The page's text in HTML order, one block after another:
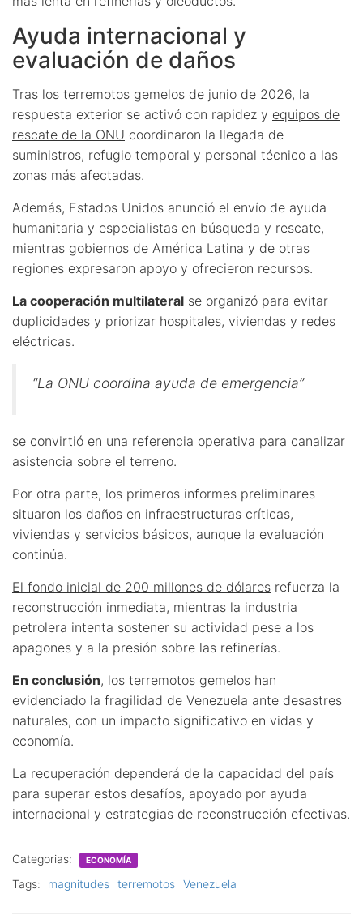
Ayuda internacional y
evaluación de daños
Tras los terremotos gemelos de junio de 2026, la
respuesta exterior se activó con rapidez y equipos de
rescate de la ONU coordinaron la llegada de
suministros, refugio temporal y personal técnico a las
zonas más afectadas.
Además, Estados Unidos anunció el envío de ayuda
humanitaria y especialistas en búsqueda y rescate,
mientras gobiernos de América Latina y de otras
regiones expresaron apoyo y ofrecieron recursos.
La cooperación multilateral se organizó para evitar
duplicidades y priorizar hospitales, viviendas y redes
eléctricas.
“La ONU coordina ayuda de emergencia”
se convirtió en una referencia operativa para canalizar
asistencia sobre el terreno.
Por otra parte, los primeros informes preliminares
situaron los daños en infraestructuras críticas,
viviendas y servicios básicos, aunque la evaluación
continúa.
El fondo inicial de 200 millones de dólares refuerza la
reconstrucción inmediata, mientras la industria
petrolera intenta sostener su actividad pese a los
apagones y a la presión sobre las refinerías.
En conclusión, los terremotos gemelos han
evidenciado la fragilidad de Venezuela ante desastres
naturales, con un impacto significativo en vidas y
economía.
La recuperación dependerá de la capacidad del país
para superar estos desafíos, apoyado por ayuda
internacional y estrategias de reconstrucción efectivas.
Categorias: ECONOMÍA
Tags: magnitudes terremotos Venezuela